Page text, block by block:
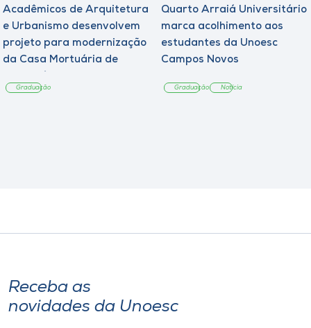
Acadêmicos de Arquitetura
e Urbanismo desenvolvem
projeto para modernização
da Casa Mortuária de
Graduação
Quarto Arraiá Universitário
marca acolhimento aos
estudantes da Unoesc
Campos Novos
Graduação Notícia
Receba as
novidades da Unoesc